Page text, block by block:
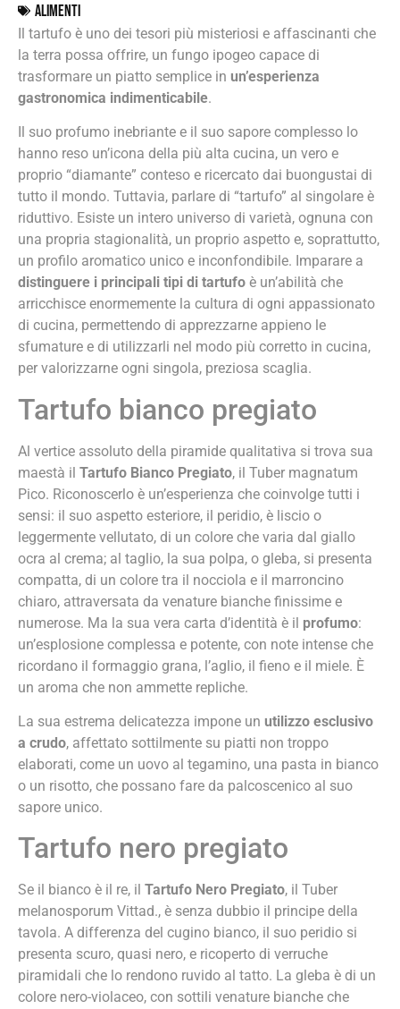
Alimenti
Il tartufo è uno dei tesori più misteriosi e affascinanti che
la terra possa offrire, un fungo ipogeo capace di
trasformare un piatto semplice in un’esperienza
gastronomica indimenticabile.
Il suo profumo inebriante e il suo sapore complesso lo
hanno reso un’icona della più alta cucina, un vero e
proprio “diamante” conteso e ricercato dai buongustai di
tutto il mondo. Tuttavia, parlare di “tartufo” al singolare è
riduttivo. Esiste un intero universo di varietà, ognuna con
una propria stagionalità, un proprio aspetto e, soprattutto,
un profilo aromatico unico e inconfondibile. Imparare a
distinguere i principali tipi di tartufo è un’abilità che
arricchisce enormemente la cultura di ogni appassionato
di cucina, permettendo di apprezzarne appieno le
sfumature e di utilizzarli nel modo più corretto in cucina,
per valorizzarne ogni singola, preziosa scaglia.
Tartufo bianco pregiato
Al vertice assoluto della piramide qualitativa si trova sua
maestà il Tartufo Bianco Pregiato, il Tuber magnatum
Pico. Riconoscerlo è un’esperienza che coinvolge tutti i
sensi: il suo aspetto esteriore, il peridio, è liscio o
leggermente vellutato, di un colore che varia dal giallo
ocra al crema; al taglio, la sua polpa, o gleba, si presenta
compatta, di un colore tra il nocciola e il marroncino
chiaro, attraversata da venature bianche finissime e
numerose. Ma la sua vera carta d’identità è il profumo:
un’esplosione complessa e potente, con note intense che
ricordano il formaggio grana, l’aglio, il fieno e il miele. È
un aroma che non ammette repliche.
La sua estrema delicatezza impone un utilizzo esclusivo
a crudo, affettato sottilmente su piatti non troppo
elaborati, come un uovo al tegamino, una pasta in bianco
o un risotto, che possano fare da palcoscenico al suo
sapore unico.
Tartufo nero pregiato
Se il bianco è il re, il Tartufo Nero Pregiato, il Tuber
melanosporum Vittad., è senza dubbio il principe della
tavola. A differenza del cugino bianco, il suo peridio si
presenta scuro, quasi nero, e ricoperto di verruche
piramidali che lo rendono ruvido al tatto. La gleba è di un
colore nero-violaceo, con sottili venature bianche che